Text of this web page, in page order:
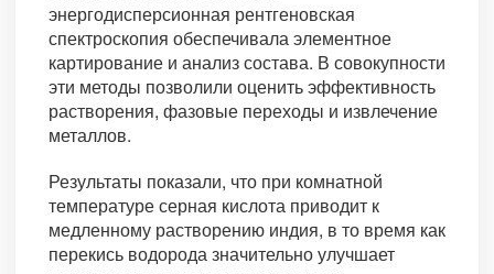
энергодисперсионная рентгеновская
спектроскопия обеспечивала элементное
картирование и анализ состава. В совокупности
эти методы позволили оценить эффективность
растворения, фазовые переходы и извлечение
металлов.
Результаты показали, что при комнатной
температуре серная кислота приводит к
медленному растворению индия, в то время как
перекись водорода значительно улучшает